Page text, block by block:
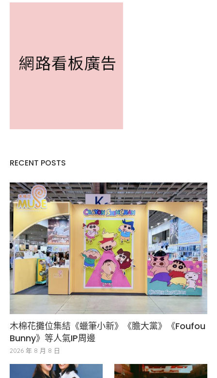
RECENT POSTS
木棉花攤位集結《蠟筆小新》《膽大黨》《Foufou
Bunny》等人氣IP周邊
2026 年 8 月 8 日